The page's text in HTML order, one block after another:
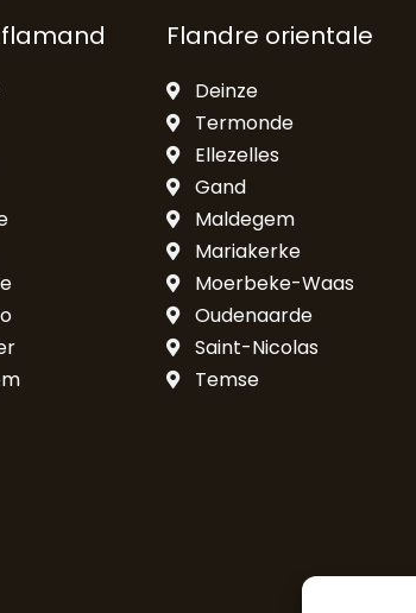
Flandre orientale
Deinze
Termonde
Ellezelles
Gand
Maldegem
Mariakerke
Moerbeke-Waas
Oudenaarde
Saint-Nicolas
Temse